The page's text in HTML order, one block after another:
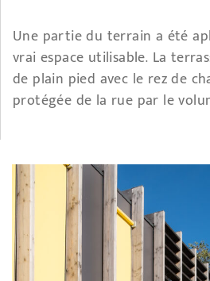
Une partie du terrain a été
vrai espace utilisable. La
de plain pied avec le rez de
protégée de la rue par le